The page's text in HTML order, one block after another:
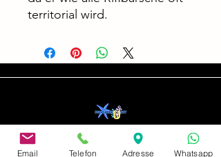
territorial wird.
Email Telefon Adresse Whatsapp